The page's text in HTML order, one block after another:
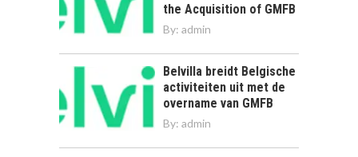
the Acquisition of GMFB
By: admin
Belvilla breidt Belgische
activiteiten uit met de
overname van GMFB
By: admin